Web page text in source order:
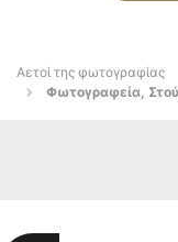
Αετοί της φωτογραφίας
Φωτογραφεία,